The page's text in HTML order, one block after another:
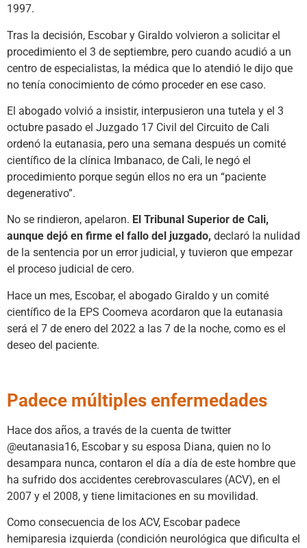
1997.
Tras la decisión, Escobar y Giraldo volvieron a solicitar el
procedimiento el 3 de septiembre, pero cuando acudió a un
centro de especialistas, la médica que lo atendió le dijo que
no tenía conocimiento de cómo proceder en ese caso.
El abogado volvió a insistir, interpusieron una tutela y el 3
octubre pasado el Juzgado 17 Civil del Circuito de Cali
ordenó la eutanasia, pero una semana después un comité
científico de la clínica Imbanaco, de Cali, le negó el
procedimiento porque según ellos no era un “paciente
degenerativo”.
No se rindieron, apelaron. El Tribunal Superior de Cali,
aunque dejó en firme el fallo del juzgado, declaró la nulidad
de la sentencia por un error judicial, y tuvieron que empezar
el proceso judicial de cero.
Hace un mes, Escobar, el abogado Giraldo y un comité
científico de la EPS Coomeva acordaron que la eutanasia
será el 7 de enero del 2022 a las 7 de la noche, como es el
deseo del paciente.
Padece múltiples enfermedades
Hace dos años, a través de la cuenta de twitter
@eutanasia16, Escobar y su esposa Diana, quien no lo
desampara nunca, contaron el día a día de este hombre que
ha sufrido dos accidentes cerebrovasculares (ACV), en el
2007 y el 2008, y tiene limitaciones en su movilidad.
Como consecuencia de los ACV, Escobar padece
hemiparesia izquierda (condición neurológica que dificulta el